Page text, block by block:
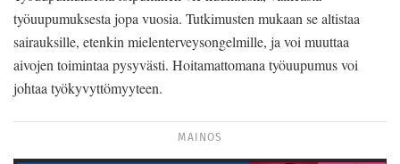
työuupumuksesta jopa vuosia. Tutkimusten mukaan se altistaa
sairauksille, etenkin mielenterveysongelmille, ja voi muuttaa
aivojen toimintaa pysyvästi. Hoitamattomana työuupumus voi
johtaa työkyvyttömyyteen.
MAINOS